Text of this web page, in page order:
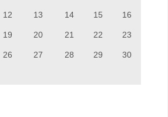
12 13 14 15 16
19 20 21 22 23
26 27 28 29 30